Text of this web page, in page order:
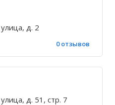
д. 2
0 отзывов
д. 51, стр. 7